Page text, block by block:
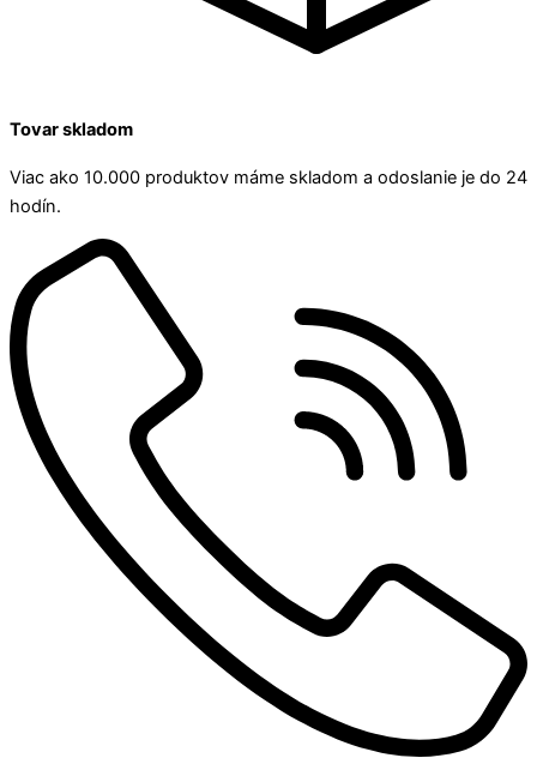
Tovar skladom
Viac ako 10.000 produktov máme skladom a odoslanie je do 24
hodín.